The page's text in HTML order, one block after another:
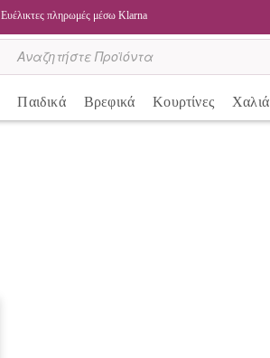
Ευέλικτες πληρωμές μέσω Klarna
Παιδικά Βρεφικά Κουρτίνες Χαλιά